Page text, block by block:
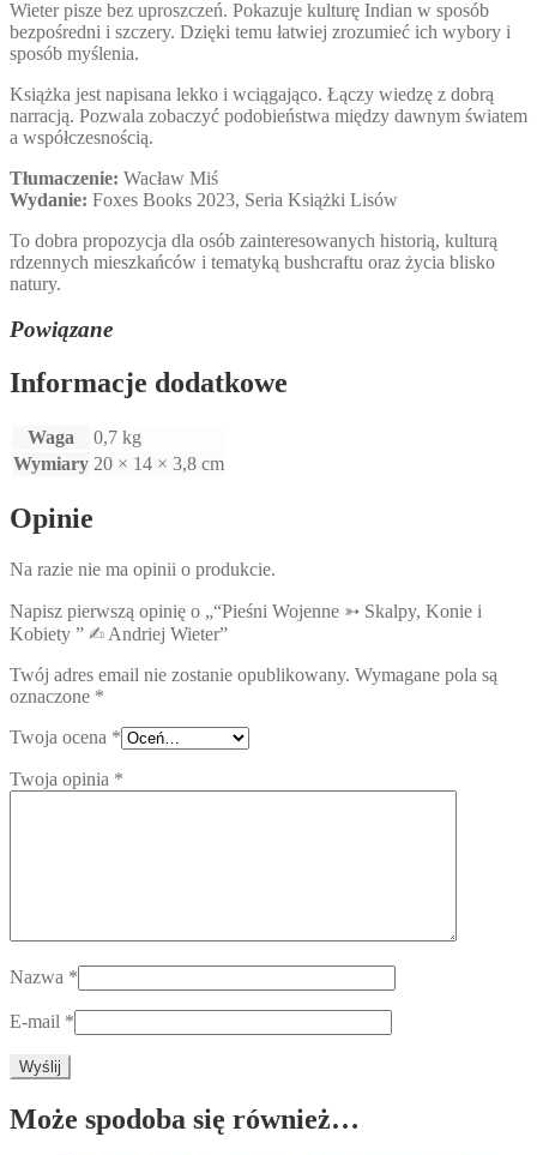
Wieter pisze bez uproszczeń. Pokazuje kulturę Indian w sposób
bezpośredni i szczery. Dzięki temu łatwiej zrozumieć ich wybory i
sposób myślenia.
Książka jest napisana lekko i wciągająco. Łączy wiedzę z dobrą
narracją. Pozwala zobaczyć podobieństwa między dawnym światem
a współczesnością.
Tłumaczenie: Wacław Miś
Wydanie: Foxes Books 2023, Seria Książki Lisów
To dobra propozycja dla osób zainteresowanych historią, kulturą
rdzennych mieszkańców i tematyką bushcraftu oraz życia blisko
natury.
Powiązane
Informacje dodatkowe
Waga
0,7 kg
Wymiary 20 × 14 × 3,8 cm
Opinie
Na razie nie ma opinii o produkcie.
Napisz pierwszą opinię o „“Pieśni Wojenne ➳ Skalpy, Konie i
Kobiety ” ✍︎ Andriej Wieter”
Twój adres email nie zostanie opublikowany. Wymagane pola są
oznaczone *
Twoja ocena *
Twoja opinia *
Nazwa *
E-mail *
Może spodoba się również…